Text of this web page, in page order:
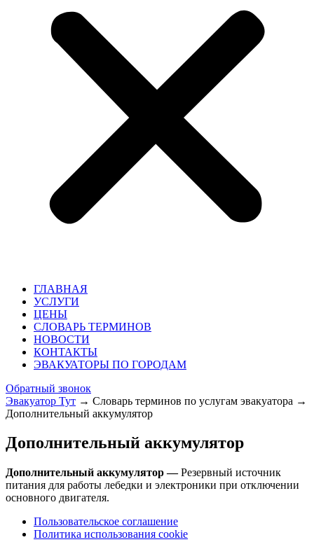
ГЛАВНАЯ
УСЛУГИ
ЦЕНЫ
СЛОВАРЬ ТЕРМИНОВ
НОВОСТИ
КОНТАКТЫ
ЭВАКУАТОРЫ ПО ГОРОДАМ
Обратный звонок
Эвакуатор Тут → Словарь терминов по услугам эвакуатора →
Дополнительный аккумулятор
Дополнительный аккумулятор
Дополнительный аккумулятор —Резервный источник
питания для работы лебедки и электроники при отключении
основного двигателя.
Пользовательское соглашение
Политика использования cookie